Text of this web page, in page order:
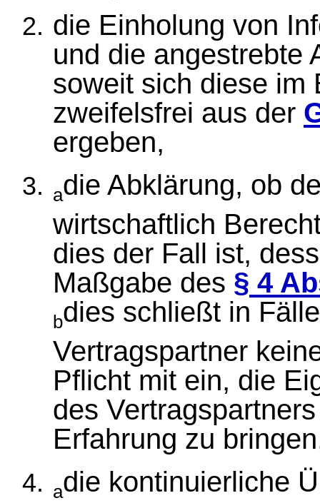
die Einholung von
und die angestrebte
soweit sich diese im
zweifelsfrei aus der
ergeben,
adie Abklärung, ob
wirtschaftlich
dies der Fall ist,
Maßgabe des § 4
bdies schließt in
Vertragspartner
Pflicht mit ein, die
des
Erfahrung zu
adie kontinuierliche